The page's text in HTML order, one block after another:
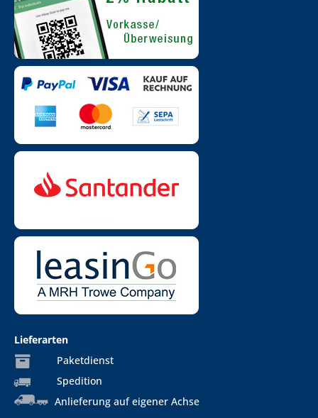
Lieferarten
Paketdienst
Spedition
Anlieferung auf eigener Achse